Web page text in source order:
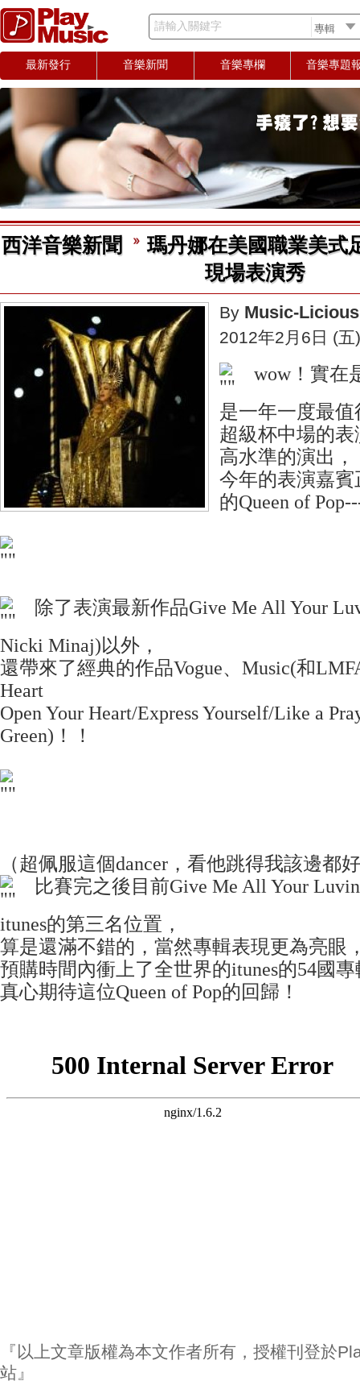
請輸入關鍵字
最新發行 音樂新聞 音樂專欄 音樂專題
西洋音樂新聞
瑪丹娜在美國職業美式
現場表演秀
By Music-Licious
2012年2月6日 (五)
wow！實在
是一年一度最
超級杯中場的
高水準的演出，
今年的表演嘉
的Queen of
除了表演最新作品Give Me All Your
Nicki Minaj)以外，
還帶來了經典的作品Vogue、Music(和
Heart
Open Your Heart/Express Yourself/Like a
Green)！！
（超佩服這個dancer，看他跳得我該邊都
比賽完之後目前Give Me All Your
itunes的第三名位置，
算是還滿不錯的，當然專輯表現更為亮眼
預購時間內衝上了全世界的itunes的54國
真心期待這位Queen of Pop的回歸！
『以上文章版權為本文作者所有，授權刊登於
站』